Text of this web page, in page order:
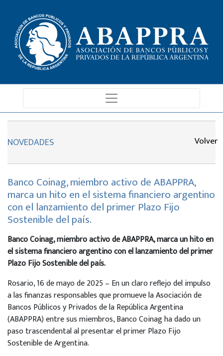
NOVEDADES Volver
Banco Coinag, miembro activo de ABAPPRA,
marca un hito en el sistema financiero argentino
con el lanzamiento del primer Plazo Fijo
Sostenible del país.
Banco Coinag, miembro activo de ABAPPRA, marca un hito en
el sistema financiero argentino con el lanzamiento del primer
Plazo Fijo Sostenible del país.
Rosario, 16 de mayo de 2025 – En un claro reflejo del impulso
a las finanzas responsables que promueve la Asociación de
Bancos Públicos y Privados de la República Argentina
(ABAPPRA) entre sus miembros, Banco Coinag ha dado un
paso trascendental al presentar el primer Plazo Fijo
Sostenible de Argentina.